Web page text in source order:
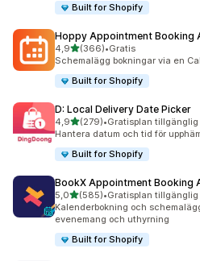
Built for Shopify
Hoppy Appointment Booking
4,9av 5 stjärnor
(366)
366 recensioner totalt
•Gratis
Schemalägg bokningar via en
Built for Shopify
D: Local Delivery Date Picker
4,9av 5 stjärnor
(279)
279 recensioner totalt
•Gratisplan tillgänglig
Hantera datum och tid för
Built for Shopify
BookX Appointment Booking
5,0av 5 stjärnor
(585)
585 recensioner totalt
•Gratisplan tillgänglig
Kalenderbokning och
evenemang och uthyrning
Built for Shopify